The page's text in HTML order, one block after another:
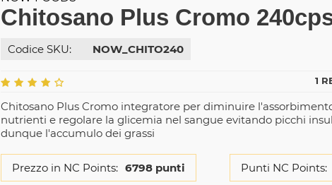
Chitosano Plus Cromo
Codice SKU: NOW_CHITO240
1
Chitosano Plus Cromo integratore per diminuire
nutrienti e regolare la glicemia nel sangue evitando picchi
dunque l'accumulo dei grassi
Prezzo in NC Points: 6798 punti Punti NC Points: